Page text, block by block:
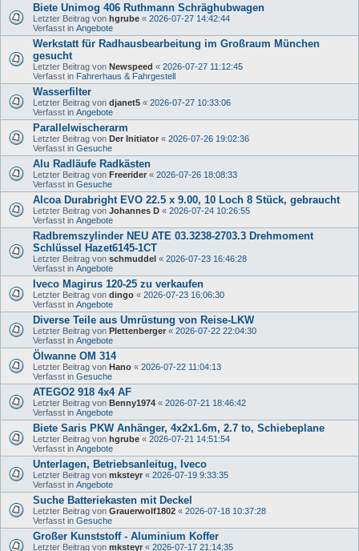
Biete Unimog 406 Ruthmann Schräghubwagen
Letzter Beitrag von hgrube « 2026-07-27 14:42:44
Verfasst in Angebote
Werkstatt für Radhausbearbeitung im Großraum München
gesucht
Letzter Beitrag von Newspeed « 2026-07-27 11:12:45
Verfasst in Fahrerhaus & Fahrgestell
Wasserfilter
Letzter Beitrag von djanet5 « 2026-07-27 10:33:06
Verfasst in Angebote
Parallelwischerarm
Letzter Beitrag von Der Initiator « 2026-07-26 19:02:36
Verfasst in Gesuche
Alu Radläufe Radkästen
Letzter Beitrag von Freerider « 2026-07-26 18:08:33
Verfasst in Gesuche
Alcoa Durabright EVO 22.5 x 9.00, 10 Loch 8 Stück, gebraucht
Letzter Beitrag von Johannes D « 2026-07-24 10:26:55
Verfasst in Angebote
Radbremszylinder NEU ATE 03.3238-2703.3 Drehmoment
Schlüssel Hazet6145-1CT
Letzter Beitrag von schmuddel « 2026-07-23 16:46:28
Verfasst in Angebote
Iveco Magirus 120-25 zu verkaufen
Letzter Beitrag von dingo « 2026-07-23 16:06:30
Verfasst in Angebote
Diverse Teile aus Umrüstung von Reise-LKW
Letzter Beitrag von Plettenberger « 2026-07-22 22:04:30
Verfasst in Angebote
Ölwanne OM 314
Letzter Beitrag von Hano « 2026-07-22 11:04:13
Verfasst in Gesuche
ATEGO2 918 4x4 AF
Letzter Beitrag von Benny1974 « 2026-07-21 18:46:42
Verfasst in Angebote
Biete Saris PKW Anhänger, 4x2x1.6m, 2.7 to, Schiebeplane
Letzter Beitrag von hgrube « 2026-07-21 14:51:54
Verfasst in Angebote
Unterlagen, Betriebsanleitug, Iveco
Letzter Beitrag von mksteyr « 2026-07-19 9:33:35
Verfasst in Angebote
Suche Batteriekasten mit Deckel
Letzter Beitrag von Grauerwolf1802 « 2026-07-18 10:37:28
Verfasst in Gesuche
Großer Kunststoff - Aluminium Koffer
Letzter Beitrag von mksteyr « 2026-07-17 21:14:35